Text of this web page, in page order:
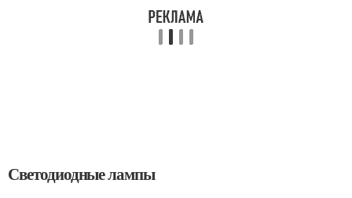
Светодиодные лампы